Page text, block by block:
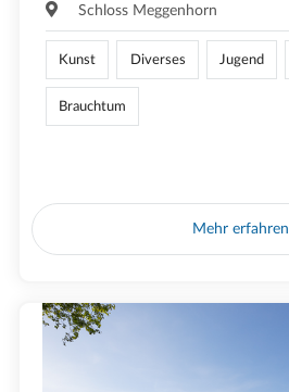
Schloss Meggenhorn
Kunst Diverses Jugend
Brauchtum
Mehr erfahren